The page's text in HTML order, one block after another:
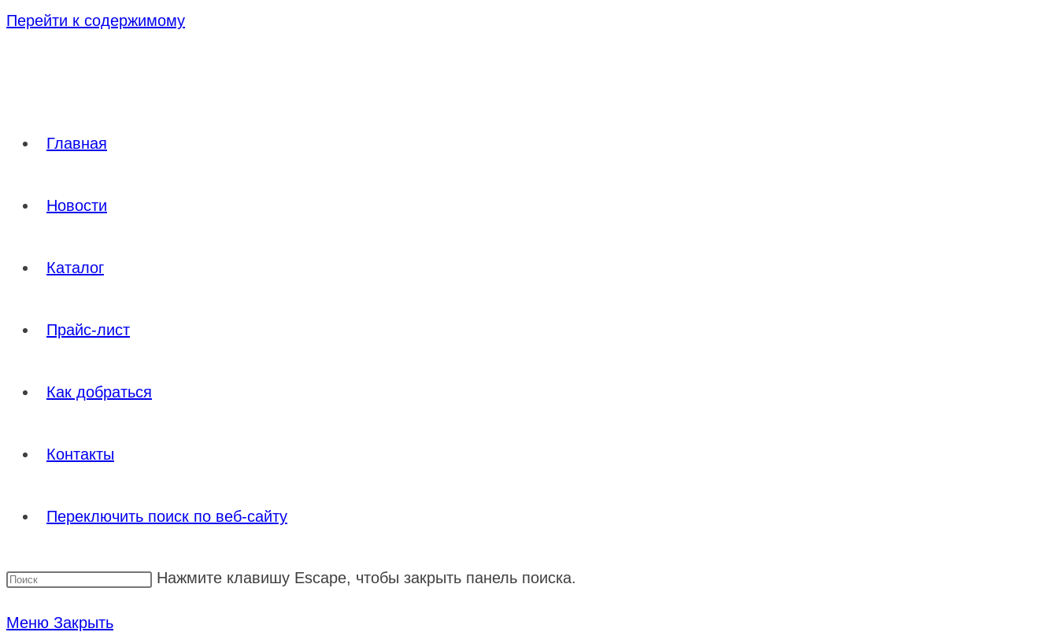
Перейти к содержимому
Главная
Новости
Каталог
Прайс-лист
Как добраться
Контакты
Переключить поиск по веб-сайту
Нажмите клавишу Escape, чтобы закрыть панель поиска.
Меню Закрыть